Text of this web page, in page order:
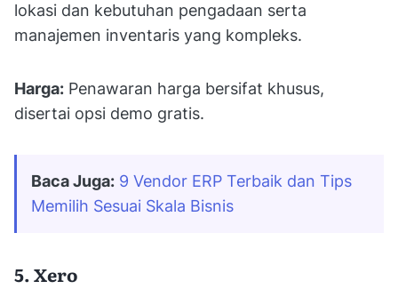
lokasi dan kebutuhan pengadaan serta
manajemen inventaris yang kompleks.
Harga: Penawaran harga bersifat khusus,
disertai opsi demo gratis.
Baca Juga: 9 Vendor ERP Terbaik dan Tips
Memilih Sesuai Skala Bisnis
5. Xero